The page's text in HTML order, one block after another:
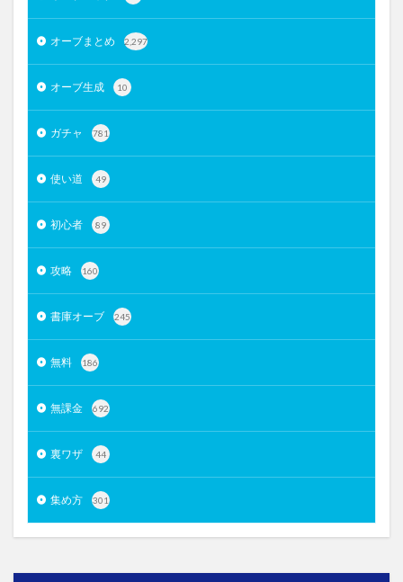
オーブまとめ 2,297
オーブ生成 10
ガチャ 781
使い道 49
初心者 89
攻略 160
書庫オーブ 245
無料 186
無課金 692
裏ワザ 44
集め方 301